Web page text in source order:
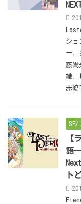
ショ
一,
藤嵩
織,
赤﨑
SF/
【
語
ト